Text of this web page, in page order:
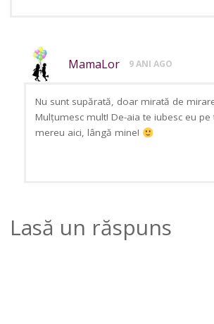
MamaLor 9 ANI AGO
Nu sunt supărată, doar mirată de
Mulțumesc mult! De-aia te iubesc eu pe
mereu aici, lângă mine!
Lasă un răspuns